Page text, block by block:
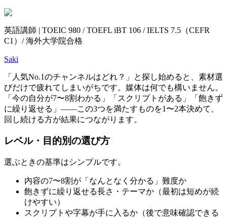
英語講師 | TOEIC 980 / TOEFL iBT 106 / IELTS 7.5（CEFR
C1）/ 海外大学院合格
Saki
「人気No.1のチャンネルはどれ？」と探し始めると、素材選
びだけで疲れてしまいがちです。媒体は何でも構いません。
「今の自分が7〜8割わかる」「スクリプトがある」「飽きず
に繰り返せる」——この3つを満たすものを1〜2本決めて、
回し続ける方が結果につながります。
レベル・目的別の選び方
選ぶときの基準はシンプルです。
内容の7〜8割が「なんとなく分かる」難度か
飽きずに繰り返せる長さ・テーマか（最初は短めが続
けやすい）
スクリプトや字幕が手に入るか（後で意味確認できる